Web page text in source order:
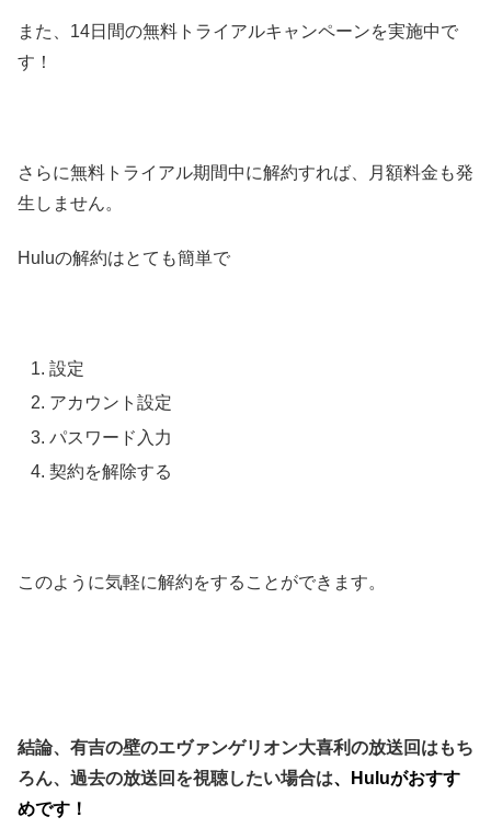
また、14日間の無料トライアルキャンペーンを実施中で
す！
さらに無料トライアル期間中に解約すれば、月額料金も発
生しません。
Huluの解約はとても簡単で
設定
アカウント設定
パスワード入力
契約を解除する
このように気軽に解約をすることができます。
結論、有吉の壁のエヴァンゲリオン大喜利の放送回はもち
ろん、過去の放送回を視聴したい場合は、Huluがおすす
めです！